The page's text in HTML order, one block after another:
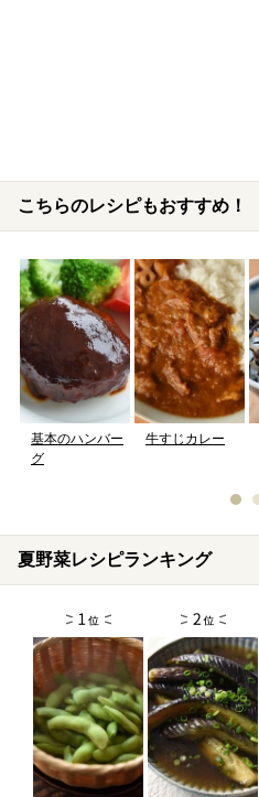
こちらのレシピもおすすめ！
基本のハンバー
グ
牛すじカレー
夏野菜レシピランキング